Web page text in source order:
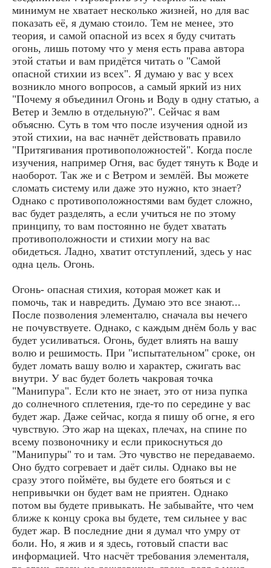
минимум не хватает несколько жизней, но для вас
показать её, я думаю стоило. Тем не менее, это
теория, и самой опасной из всех я буду считать
огонь, лишь потому что у меня есть права автора
этой статьи и вам придётся читать о "Самой
опасной стихии из всех". Я думаю у вас у всех
возникло много вопросов, а самый яркий из них
"Почему я объединил Огонь и Воду в одну статью, а
Ветер и Землю в отдельную?". Сейчас я вам
объясню. Суть в том что после изучения одной из
этой стихии, на вас начнёт действовать правило
"Притягивания противоположностей". Когда после
изучения, например Огня, вас будет тянуть к Воде и
наоборот. Так же и с Ветром и землёй. Вы можете
сломать систему или даже это нужно, кто знает?
Однако с противоположностями вам будет сложно,
вас будет разделять, а если учиться не по этому
принципу, то вам постоянно не будет хватать
противоположности и стихии могу на вас
обидеться. Ладно, хватит отступлений, здесь у нас
одна цель. Огонь.
Огонь- опасная стихия, которая может как и
помочь, так и навредить. Думаю это все знают...
После позволения элементалю, сначала вы нечего
не почувствуете. Однако, с каждым днём боль у вас
будет усиливаться. Огонь, будет влиять на вашу
волю и решимость. При "испытательном" сроке, он
будет ломать вашу волю и характер, сжигать вас
внутри. У вас будет болеть чакровая точка
"Манипура". Если кто не знает, это от низа пупка
до солнечного сплетения, где-то по середине у вас
будет жар. Даже сейчас, когда я пишу об огне, я его
чувствую. Это жар на щеках, плечах, на спине по
всему позвоночнику и если прикоснуться до
"Манипуры" то и там. Это чувство не передаваемо.
Оно будто согревает и даёт силы. Однако вы не
сразу этого поймёте, вы будете его бояться и с
непривычки он будет вам не приятен. Однако
потом вы будете привыкать. Не забывайте, что чем
ближе к концу срока вы будете, тем сильнее у вас
будет жар. В последние дни я думал что умру от
боли. Но, я жив и я здесь, готовый спасти вас
информацией. Что насчёт требования элементаля,